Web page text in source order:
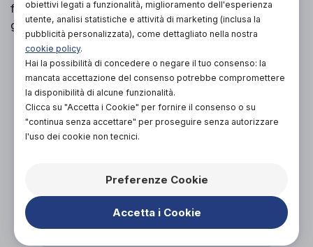
facilitarne l'applicazione sulle dita; nel togliere la
guaina, sfilarla arrotolandola su se stessa.
PROVA E ACQUISTA IN NEGOZIO
DA16,50€
PROVA E NOLEGGIA IN NEGOZIO
NON DISPONIBILE
obiettivi legati a funzionalità, miglioramento dell'esperienza
utente, analisi statistiche e attività di marketing (inclusa la
pubblicità personalizzata), come dettagliato nella nostra
cookie policy.
Hai la possibilità di concedere o negare il tuo consenso: la
mancata accettazione del consenso potrebbe compromettere
la disponibilità di alcune funzionalità.
Clicca su "Accetta i Cookie" per fornire il consenso o su
"continua senza accettare" per proseguire senza autorizzare
l'uso dei cookie non tecnici.
Preferenze Cookie
Accetta i Cookie